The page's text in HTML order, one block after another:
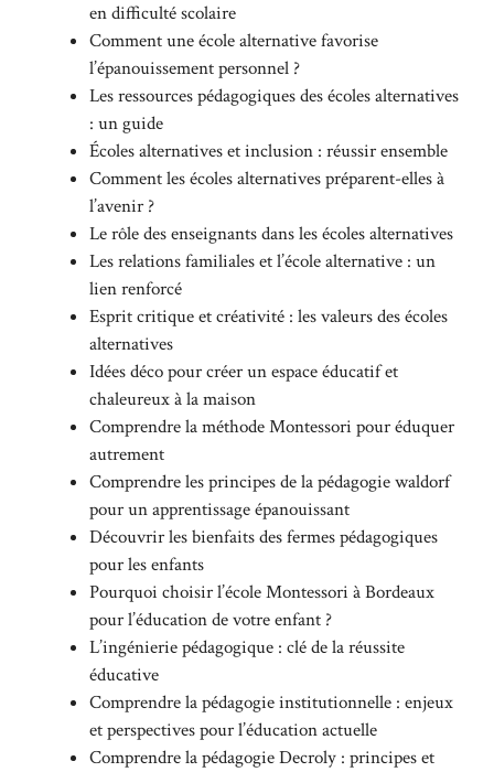
en difficulté scolaire
Comment une école alternative favorise
l’épanouissement personnel ?
Les ressources pédagogiques des écoles alternatives
: un guide
Écoles alternatives et inclusion : réussir ensemble
Comment les écoles alternatives préparent-elles à
l’avenir ?
Le rôle des enseignants dans les écoles alternatives
Les relations familiales et l’école alternative : un
lien renforcé
Esprit critique et créativité : les valeurs des écoles
alternatives
Idées déco pour créer un espace éducatif et
chaleureux à la maison
Comprendre la méthode Montessori pour éduquer
autrement
Comprendre les principes de la pédagogie waldorf
pour un apprentissage épanouissant
Découvrir les bienfaits des fermes pédagogiques
pour les enfants
Pourquoi choisir l’école Montessori à Bordeaux
pour l’éducation de votre enfant ?
L’ingénierie pédagogique : clé de la réussite
éducative
Comprendre la pédagogie institutionnelle : enjeux
et perspectives pour l’éducation actuelle
Comprendre la pédagogie Decroly : principes et